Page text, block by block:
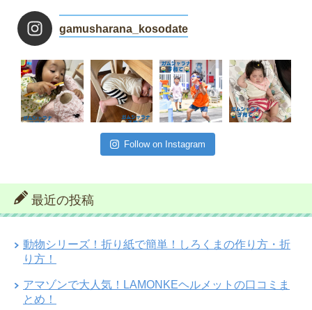
gamusharana_kosodate
Follow on Instagram
最近の投稿
動物シリーズ！折り紙で簡単！しろくまの作り方・折
り方！
アマゾンで大人気！LAMONKEヘルメットの口コミま
とめ！